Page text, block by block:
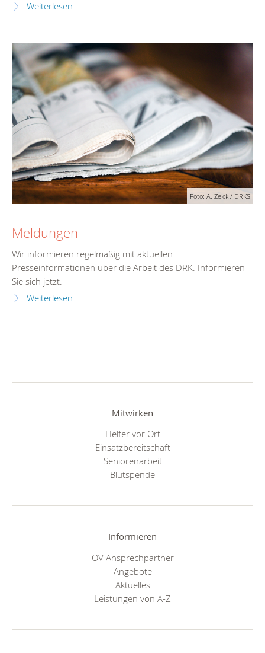
Weiterlesen
Foto: A. Zelck / DRKS
Meldungen
Wir informieren regelmäßig mit aktuellen
Presseinformationen über die Arbeit des DRK. Informieren
Sie sich jetzt.
Weiterlesen
Mitwirken
Helfer vor Ort
Einsatzbereitschaft
Seniorenarbeit
Blutspende
Informieren
OV Ansprechpartner
Angebote
Aktuelles
Leistungen von A-Z